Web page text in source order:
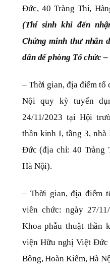
Đức, 40 Tràng Thi,
(Thí sinh khi đến
Chứng minh thư nhân
dân để phòng Tổ chức
– Thời gian, địa điểm tổ
Nội quy kỳ tuyển
24/11/2023 tại Hội
thần kinh I, tầng 3,
Đức (địa chỉ: 40 Tràng
Hà Nội).
– Thời gian, địa điểm
viên chức: ngày 27/
Khoa phẫu thuật thần
viện Hữu nghị Việt Đức
Bông, Hoàn Kiếm, Hà